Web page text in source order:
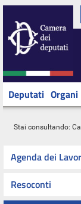
Deputati
Stai consultando:
Agenda dei
Resoconti